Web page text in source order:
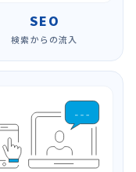
SEO
検索からの流入